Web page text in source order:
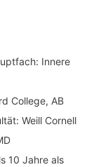
Innere
College, AB
Weill Cornell
10 Jahre als